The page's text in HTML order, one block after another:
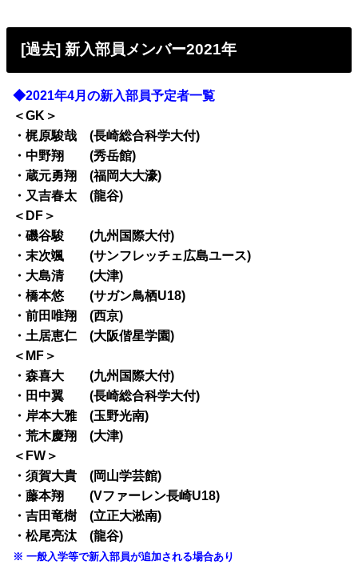
[過去] 新入部員メンバー2021年
◆2021年4月の新入部員予定者一覧
＜GK＞
・梶原駿哉 (長崎総合科学大付)
・中野翔 (秀岳館)
・蔵元勇翔 (福岡大大濠)
・又吉春太 (龍谷)
＜DF＞
・磯谷駿 (九州国際大付)
・末次颯 (サンフレッチェ広島ユース)
・大島清 (大津)
・橋本悠 (サガン鳥栖U18)
・前田唯翔 (西京)
・土居恵仁 (大阪偕星学園)
＜MF＞
・森喜大 (九州国際大付)
・田中翼 (長崎総合科学大付)
・岸本大雅 (玉野光南)
・荒木慶翔 (大津)
＜FW＞
・須賀大貴 (岡山学芸館)
・藤本翔 (Vファーレン長崎U18)
・吉田竜樹 (立正大淞南)
・松尾亮汰 (龍谷)
※ 一般入学等で新入部員が追加される場合あり